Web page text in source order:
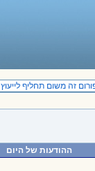
זה משום תחליף
ההודעות של היום